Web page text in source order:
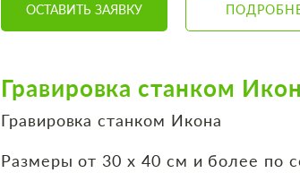
ОСТАВИТЬ ЗАЯВКУ
Гравировка станком
Гравировка станком Икона
Размеры от 30 х 40 см и более по